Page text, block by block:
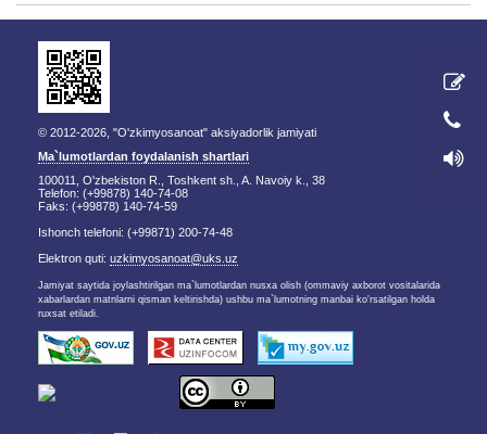
© 2012-2026, "O'zkimyosanoat" aksiyadorlik jamiyati
Ma`lumotlardan foydalanish shartlari
100011, O'zbekiston R., Toshkent sh., A. Navoiy k., 38
Telefon: (+99878) 140-74-08
Faks: (+99878) 140-74-59
Ishonch telefoni: (+99871) 200-74-48
Elektron quti: uzkimyosanoat@uks.uz
Jamiyat saytida joylashtirilgan ma`lumotlardan nusxa olish (ommaviy axborot vositalarida
xabarlardan matnlarni qisman keltirishda) ushbu ma`lumotning manbai ko'rsatilgan holda
ruxsat etiladi.